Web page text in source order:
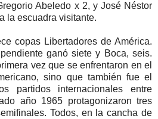
Abeledo x 2, y José Néstor
la escuadra visitante.
copas Libertadores de América.
ganó siete y Boca, seis.
vez que se enfrentaron en el
sino que también fue el
partidos internacionales entre
año 1965 protagonizaron tres
Todos, en la cancha de